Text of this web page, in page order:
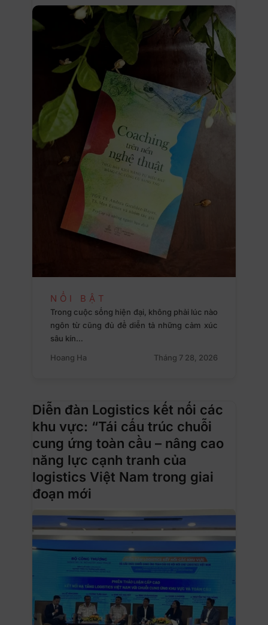
NỔI BẬT
Trong cuộc sống hiện đại, không phải lúc nào
ngôn từ cũng đủ để diễn tả những cảm xúc
sâu kín…
Hoang Ha
Tháng 7 28, 2026
Diễn đàn Logistics kết nối các
khu vực: “Tái cấu trúc chuỗi
cung ứng toàn cầu – nâng cao
năng lực cạnh tranh của
logistics Việt Nam trong giai
đoạn mới